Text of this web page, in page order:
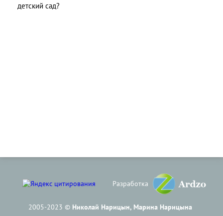
детский сад?
Разработка
2005-2023 © Николай Нарицын, Марина Нарицына